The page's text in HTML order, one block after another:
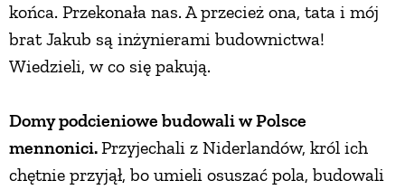
końca. Przekonała nas. A przecież ona, tata i mój
brat Jakub są inżynierami budownictwa!
Wiedzieli, w co się pakują.
Domy podcieniowe budowali w Polsce
mennonici.Przyjechali z Niderlandów, król ich
chętnie przyjął, bo umieli osuszać pola, budowali